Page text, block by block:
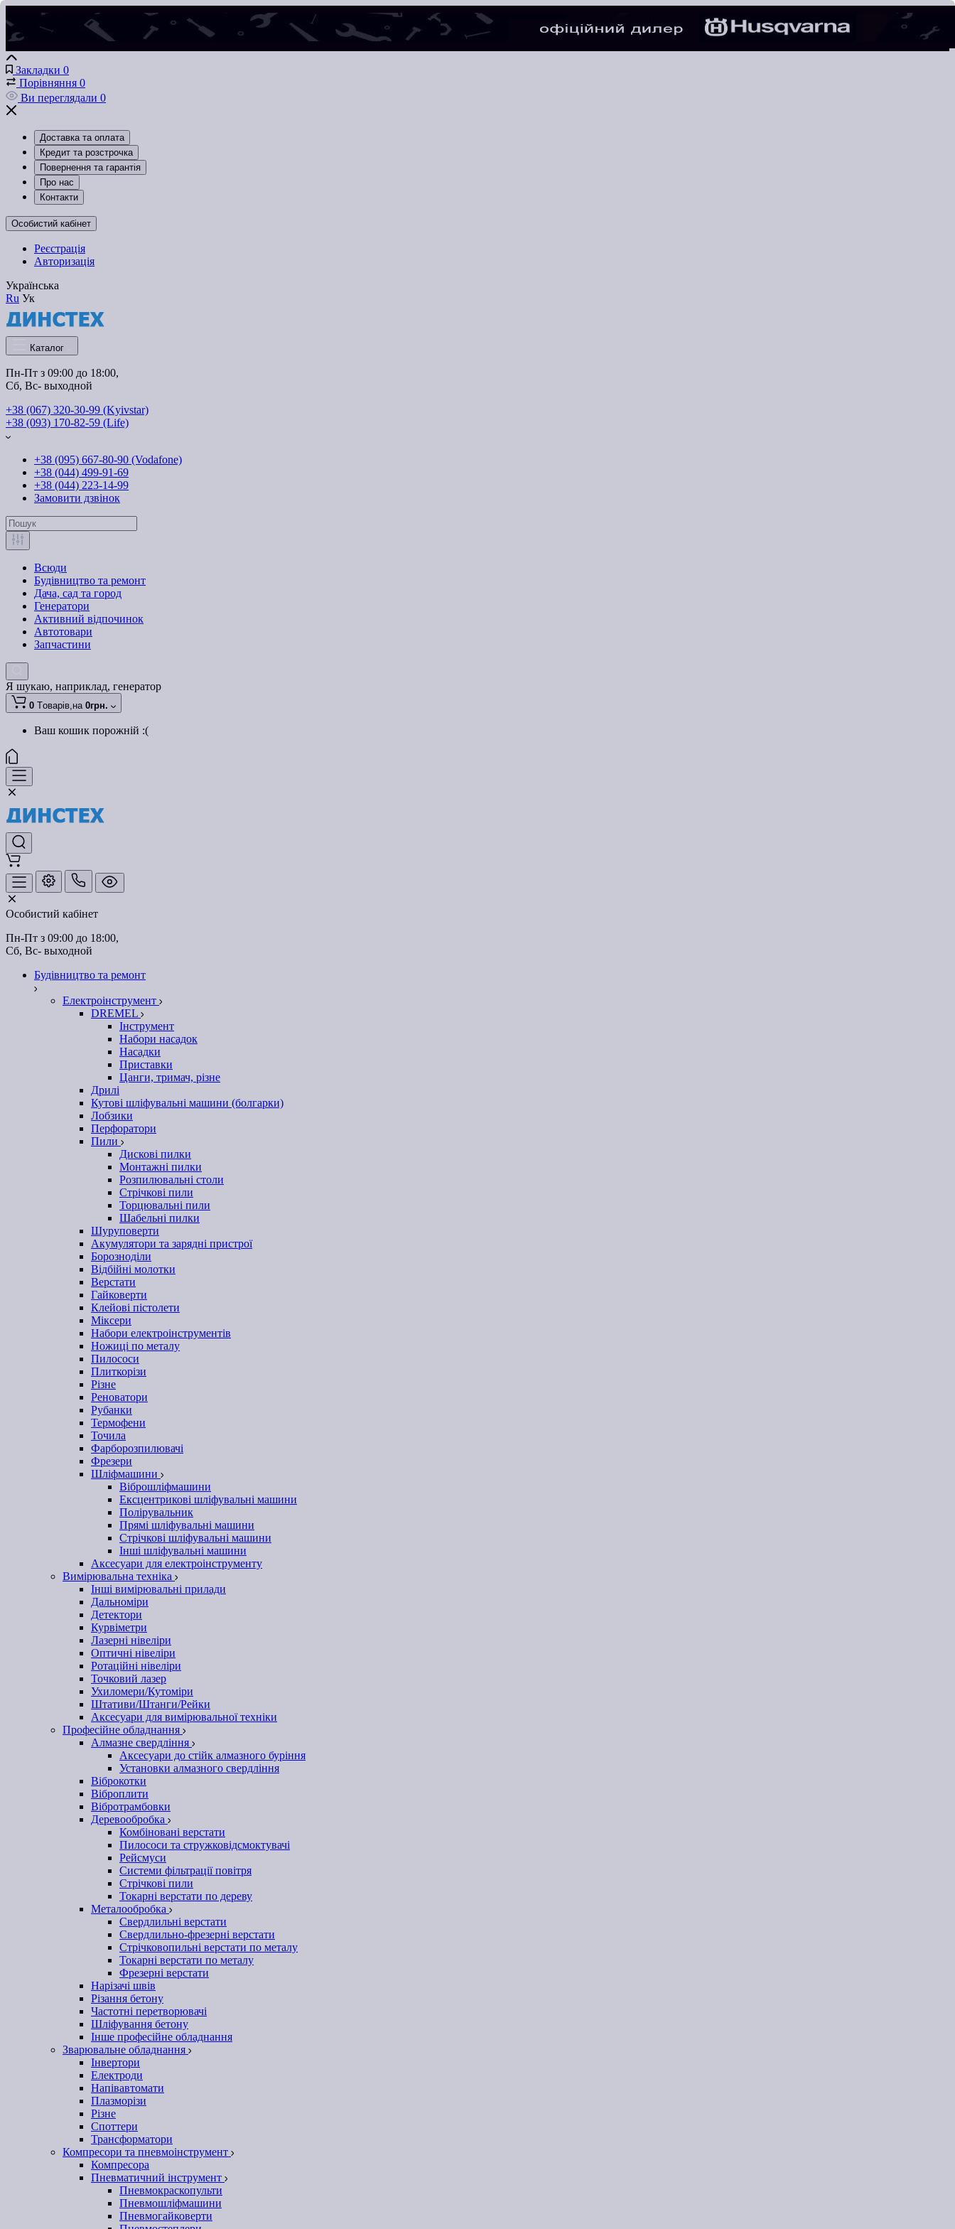
Закладки 0
Порівняння 0
Ви переглядали 0
Доставка та оплата
Кредит та розстрочка
Повернення та гарантія
Про нас
Контакти
Особистий кабінет
Реєстрація
Авторизація
Українська
Ru Ук
Каталог
Пн-Пт з 09:00 до 18:00,
Сб, Вс- выходной
+38 (067) 320-30-99 (Kyivstar)
+38 (093) 170-82-59 (Life)
+38 (095) 667-80-90 (Vodafone)
+38 (044) 499-91-69
+38 (044) 223-14-99
Замовити дзвінок
Всюди
Будівництво та ремонт
Дача, сад та город
Генератори
Активний відпочинок
Автотовари
Запчастини
Я шукаю, наприклад, генератор
0 Tоварів,на 0грн.
Ваш кошик порожній :(
Особистий кабінет
Пн-Пт з 09:00 до 18:00,
Сб, Вс- выходной
Будівництво та ремонт
Електроінструмент
DREMEL
Інструмент
Набори насадок
Насадки
Приставки
Цанги, тримач, різне
Дрилі
Кутові шліфувальні машини (болгарки)
Лобзики
Перфоратори
Пили
Дискові пилки
Монтажні пилки
Розпилювальні столи
Стрічкові пили
Торцювальні пили
Шабельні пилки
Шуруповерти
Акумулятори та зарядні пристрої
Борозноділи
Відбійні молотки
Верстати
Гайковерти
Клейові пістолети
Міксери
Набори електроінструментів
Ножиці по металу
Пилососи
Плиткорізи
Різне
Реноватори
Рубанки
Термофени
Точила
Фарборозпилювачі
Фрезери
Шліфмашини
Віброшліфмашини
Ексцентрикові шліфувальні машини
Полірувальник
Прямі шліфувальні машини
Стрічкові шліфувальні машини
Інші шліфувальні машини
Аксесуари для електроінструменту
Вимірювальна техніка
Інші вимірювальні прилади
Дальноміри
Детектори
Курвіметри
Лазерні нівеліри
Оптичні нівеліри
Ротаційні нівеліри
Точковий лазер
Ухиломери/Кутоміри
Штативи/Штанги/Рейки
Аксесуари для вимірювальної техніки
Професійне обладнання
Алмазне свердління
Аксесуари до стійк алмазного буріння
Установки алмазного свердління
Віброкотки
Віброплити
Вібротрамбовки
Деревообробка
Комбіновані верстати
Пилососи та стружковідсмоктувачі
Рейсмуси
Системи фільтрації повітря
Стрічкові пили
Токарні верстати по дереву
Металообробка
Свердлильні верстати
Свердлильно-фрезерні верстати
Стрічковопильні верстати по металу
Токарні верстати по металу
Фрезерні верстати
Нарізачі швів
Різання бетону
Частотні перетворювачі
Шліфування бетону
Інше професійне обладнання
Зварювальне обладнання
Інвертори
Електроди
Напівавтомати
Плазморізи
Різне
Споттери
Трансформатори
Компресори та пневмоінструмент
Компресора
Пневматичний інструмент
Пневмокраскопульти
Пневмошліфмашини
Пневмогайковерти